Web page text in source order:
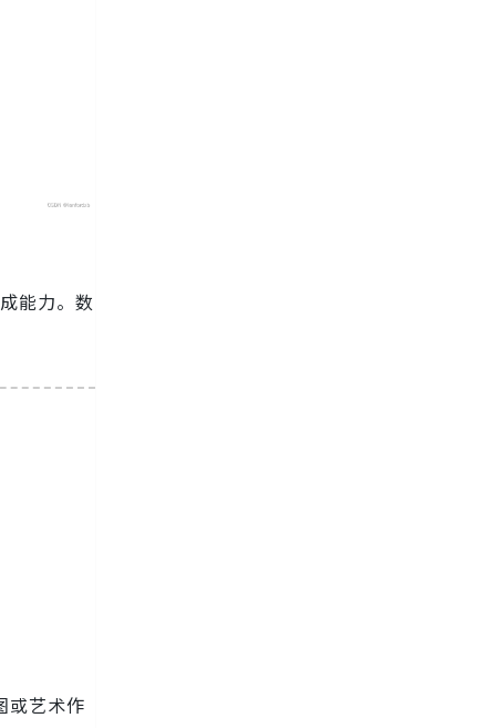
能力。数
或艺术作